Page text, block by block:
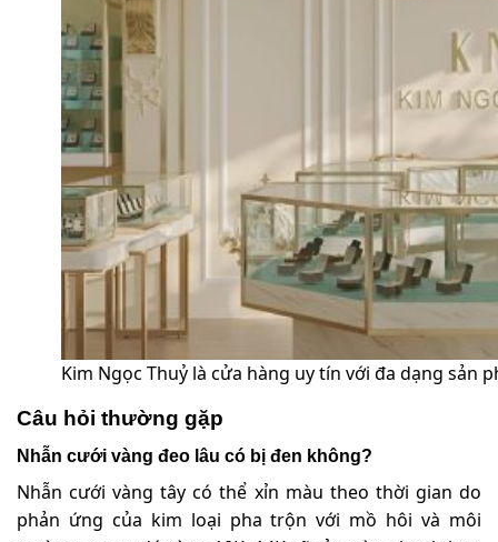
Kim Ngọc Thuỷ là cửa hàng uy tín với đa dạng sản
Câu hỏi thường gặp
Nhẫn cưới vàng đeo lâu có bị đen không?
Nhẫn cưới vàng tây có thể xỉn màu theo thời gian do
phản ứng của kim loại pha trộn với mồ hôi và môi